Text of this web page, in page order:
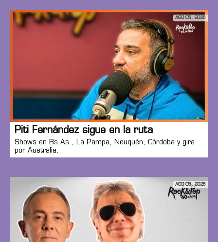
AGO 05, 2026
Piti Fernández sigue en la ruta
Shows en Bs.As., La Pampa, Neuquén, Córdoba y gira
por Australia.
AGO 05, 2026